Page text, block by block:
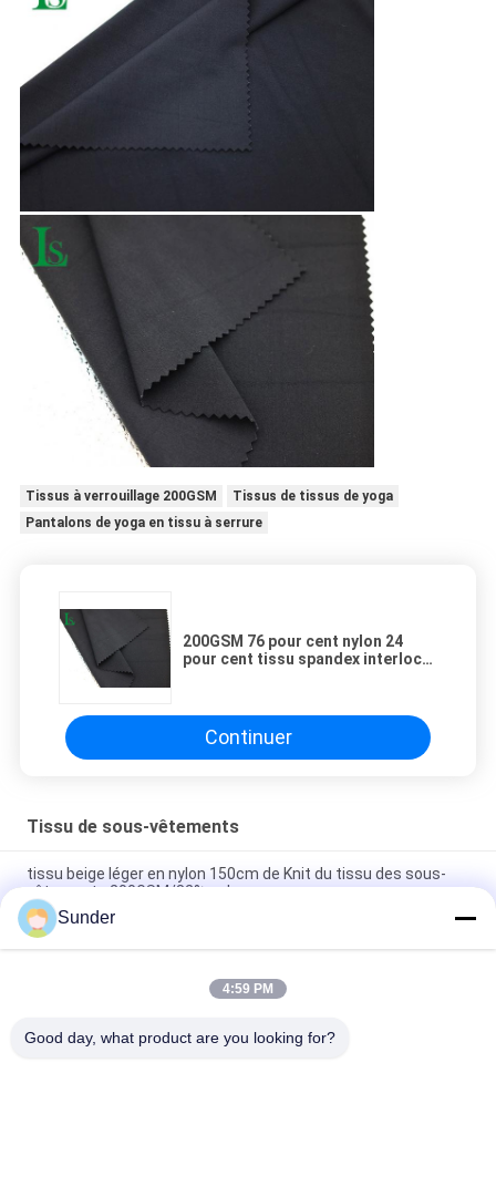
Tissus à verrouillage 200GSM
Tissus de tissus de yoga
Pantalons de yoga en tissu à serrure
200GSM 76 pour cent nylon 24
pour cent tissu spandex interlock
Continuer
Tissu de sous-vêtements
tissu beige léger en nylon 150cm de Knit du tissu des sous-
vêtements 200GSM/82% poly
La chaîne en nylon de 82% a tricoté le tissu pour la couleur
beige 200GSM de sous-vêtements extensible
Élasticité élevée de sous-vêtements du tissu 170GSM 84% de
Sunder
4:59 PM
Good day, what product are you looking for?